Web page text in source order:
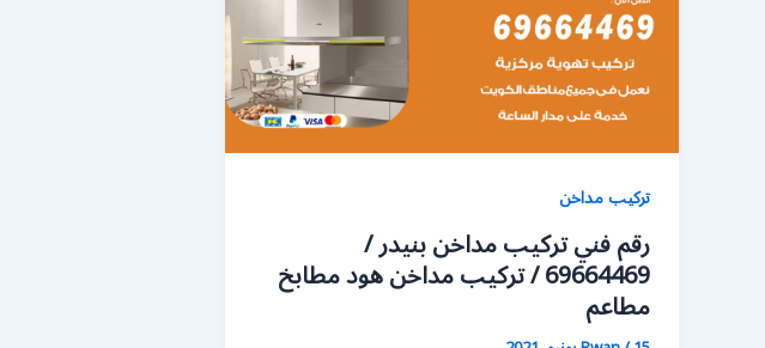
تركيب مداخن
رقم فني تركيب مداخن بنيدر /
69664469 / تركيب مداخن هود مطابخ
مطاعم